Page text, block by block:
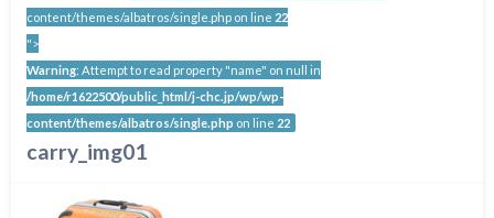
content/themes/albatros/single.php on line 22
">
Warning: Attempt to read property "name" on null in
/home/r1622500/public_html/j-chc.jp/wp/wp-
content/themes/albatros/single.php on line 22
carry_img01